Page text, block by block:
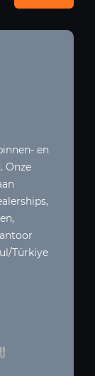
en
Onze
Türkiye